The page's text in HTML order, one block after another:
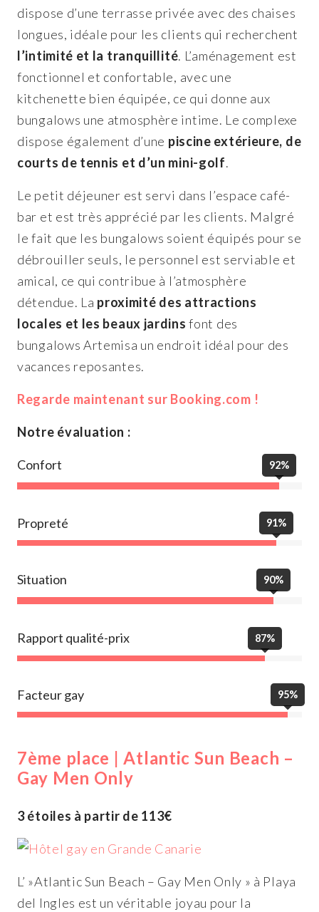
dispose d’une terrasse privée avec des chaises
longues, idéale pour les clients qui recherchent
l’intimité et la tranquillité. L’aménagement est
fonctionnel et confortable, avec une
kitchenette bien équipée, ce qui donne aux
bungalows une atmosphère intime. Le complexe
dispose également d’une piscine extérieure, de
courts de tennis et d’un mini-golf.
Le petit déjeuner est servi dans l’espace café-
bar et est très apprécié par les clients. Malgré
le fait que les bungalows soient équipés pour se
débrouiller seuls, le personnel est serviable et
amical, ce qui contribue à l’atmosphère
détendue. La proximité des attractions
locales et les beaux jardins font des
bungalows Artemisa un endroit idéal pour des
vacances reposantes.
Regarde maintenant sur Booking.com !
Notre évaluation :
Confort 92%
Propreté 91%
Situation 90%
Rapport qualité-prix 87%
Facteur gay 95%
7ème place | Atlantic Sun Beach –
Gay Men Only
3 étoiles à partir de 113€
L’ »Atlantic Sun Beach – Gay Men Only » à Playa
del Ingles est un véritable joyau pour la